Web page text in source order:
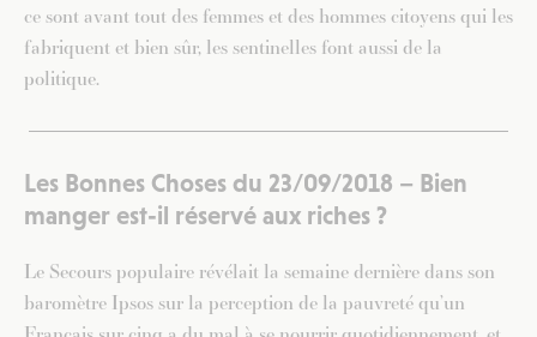
ce sont avant tout des femmes et des hommes citoyens qui les
fabriquent et bien sûr, les sentinelles font aussi de la
politique.
Les Bonnes Choses du 23/09/2018 – Bien
manger est-il réservé aux riches ?
Le Secours populaire révélait la semaine dernière dans son
baromètre Ipsos sur la perception de la pauvreté qu’un